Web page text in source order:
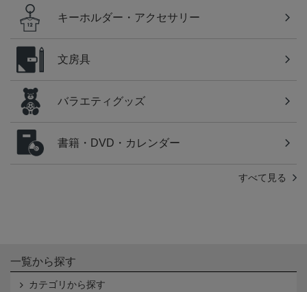
キーホルダー・アクセサリー
文房具
バラエティグッズ
書籍・DVD・カレンダー
すべて見る
一覧から探す
カテゴリから探す